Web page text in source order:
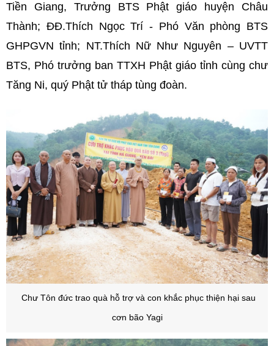
Tiền Giang, Trưởng BTS Phật giáo huyện Châu
Thành; ĐĐ.Thích Ngọc Trí - Phó Văn phòng BTS
GHPGVN tỉnh; NT.Thích Nữ Như Nguyên – UVTT
BTS, Phó trưởng ban TTXH Phật giáo tỉnh cùng chư
Tăng Ni, quý Phật tử tháp tùng đoàn.
Chư Tôn đức trao quà hỗ trợ và con khắc phục thiện hại sau
cơn bão Yagi